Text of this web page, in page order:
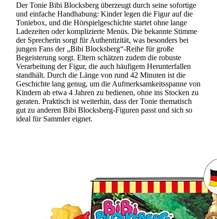
Der Tonie Bibi Blocksberg überzeugt durch seine sofortige
und einfache Handhabung: Kinder legen die Figur auf die
Toniebox, und die Hörspielgeschichte startet ohne lange
Ladezeiten oder komplizierte Menüs. Die bekannte Stimme
der Sprecherin sorgt für Authentizität, was besonders bei
jungen Fans der „Bibi Blocksberg“-Reihe für große
Begeisterung sorgt. Eltern schätzen zudem die robuste
Verarbeitung der Figur, die auch häufigem Herunterfallen
standhält. Durch die Länge von rund 42 Minuten ist die
Geschichte lang genug, um die Aufmerksamkeitsspanne von
Kindern ab etwa 4 Jahren zu bedienen, ohne ins Stocken zu
geraten. Praktisch ist weiterhin, dass der Tonie thematisch
gut zu anderen Bibi Blocksberg-Figuren passt und sich so
ideal für Sammler eignet.